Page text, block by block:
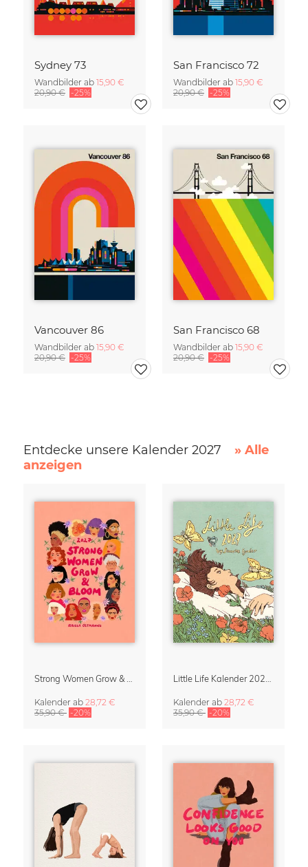
Sydney 73
Wandbilder ab 15,90 €
20,90 € -25%
San Francisco 72
Wandbilder ab 15,90 €
20,90 € -25%
Vancouver 86
Wandbilder ab 15,90 €
20,90 € -25%
San Francisco 68
Wandbilder ab 15,90 €
20,90 € -25%
Entdecke unsere Kalender 2027
» Alle
anzeigen
Strong Women Grow & Bloom Kalender 2027
Kalender ab 28,72 €
35,90 € -20%
Little Life Kalender 2027 von Simone Goder
Kalender ab 28,72 €
35,90 € -20%